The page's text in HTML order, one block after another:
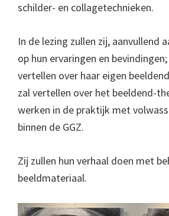
schilder- en collagetechnieken.
In de lezing zullen zij, aanvullend
op hun ervaringen en
vertellen over haar eigen
zal vertellen over het beeldend-
werken in de praktijk met
binnen de GGZ.
Zij zullen hun verhaal doen met
beeldmateriaal.